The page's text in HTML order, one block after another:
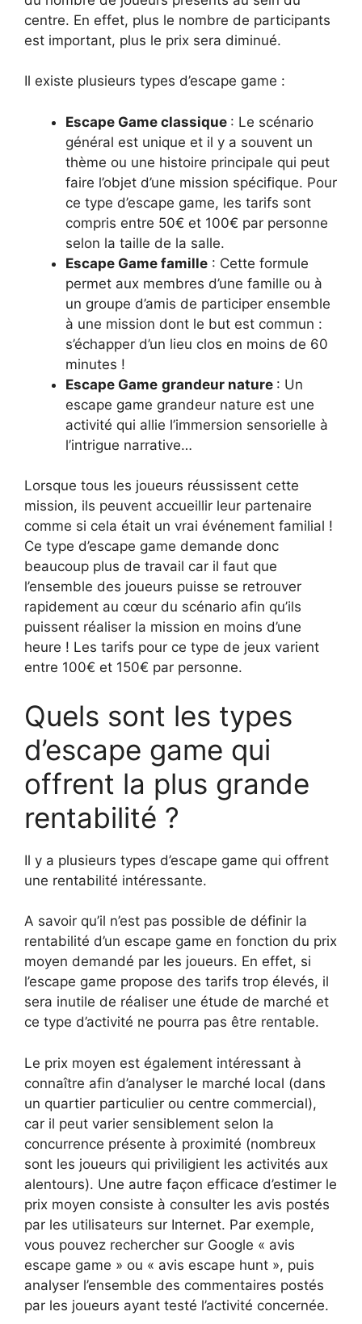
centre. En effet, plus le nombre de participants
est important, plus le prix sera diminué.
Il existe plusieurs types d’escape game :
Escape Game classique : Le scénario
général est unique et il y a souvent un
thème ou une histoire principale qui peut
faire l’objet d’une mission spécifique. Pour
ce type d’escape game, les tarifs sont
compris entre 50€ et 100€ par personne
selon la taille de la salle.
Escape Game famille : Cette formule
permet aux membres d’une famille ou à
un groupe d’amis de participer ensemble
à une mission dont le but est commun :
s’échapper d’un lieu clos en moins de 60
minutes !
Escape Game grandeur nature : Un
escape game grandeur nature est une
activité qui allie l’immersion sensorielle à
l’intrigue narrative…
Lorsque tous les joueurs réussissent cette
mission, ils peuvent accueillir leur partenaire
comme si cela était un vrai événement familial !
Ce type d’escape game demande donc
beaucoup plus de travail car il faut que
l’ensemble des joueurs puisse se retrouver
rapidement au cœur du scénario afin qu’ils
puissent réaliser la mission en moins d’une
heure ! Les tarifs pour ce type de jeux varient
entre 100€ et 150€ par personne.
Quels sont les types
d’escape game qui
offrent la plus grande
rentabilité ?
Il y a plusieurs types d’escape game qui offrent
une rentabilité intéressante.
A savoir qu’il n’est pas possible de définir la
rentabilité d’un escape game en fonction du prix
moyen demandé par les joueurs. En effet, si
l’escape game propose des tarifs trop élevés, il
sera inutile de réaliser une étude de marché et
ce type d’activité ne pourra pas être rentable.
Le prix moyen est également intéressant à
connaître afin d’analyser le marché local (dans
un quartier particulier ou centre commercial),
car il peut varier sensiblement selon la
concurrence présente à proximité (nombreux
sont les joueurs qui priviligient les activités aux
alentours). Une autre façon efficace d’estimer le
prix moyen consiste à consulter les avis postés
par les utilisateurs sur Internet. Par exemple,
vous pouvez rechercher sur Google « avis
escape game » ou « avis escape hunt », puis
analyser l’ensemble des commentaires postés
par les joueurs ayant testé l’activité concernée.